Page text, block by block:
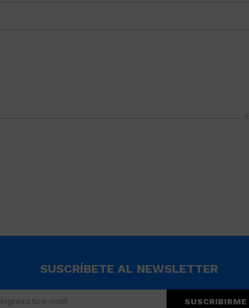
SUSCRÍBETE AL NEWSLETTER
SUSCRIBIRME